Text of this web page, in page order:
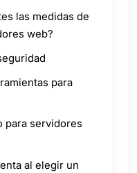
las medidas de
web?
para
para servidores
al elegir un